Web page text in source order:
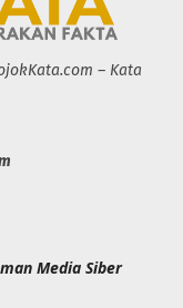
– Kata
Media Siber